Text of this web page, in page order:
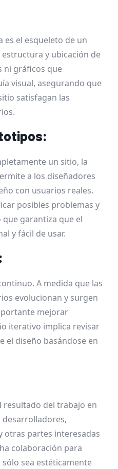
es el esqueleto de un
y ubicación de
ni gráficos que
visual, asegurando que
satisfagan las
un sitio, la
a los diseñadores
con usuarios reales.
posibles problemas y
garantiza que el
y fácil de usar.
A medida que las
evolucionan y surgen
mejorar
iterativo implica revisar
el diseño basándose en
resultado del trabajo en
desarrolladores,
otras partes interesadas
colaboración para
sea estéticamente